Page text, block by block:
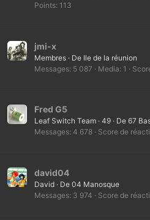
Points 113
jmi-x
Membres · De Ile de la réunion
Messages 5 087 Media 1
Fred G5
Leaf Switch Team · 49 · De 67
Messages 4 678 Score de
david04
David · De 04 Manosque
Messages 3 974 Score de